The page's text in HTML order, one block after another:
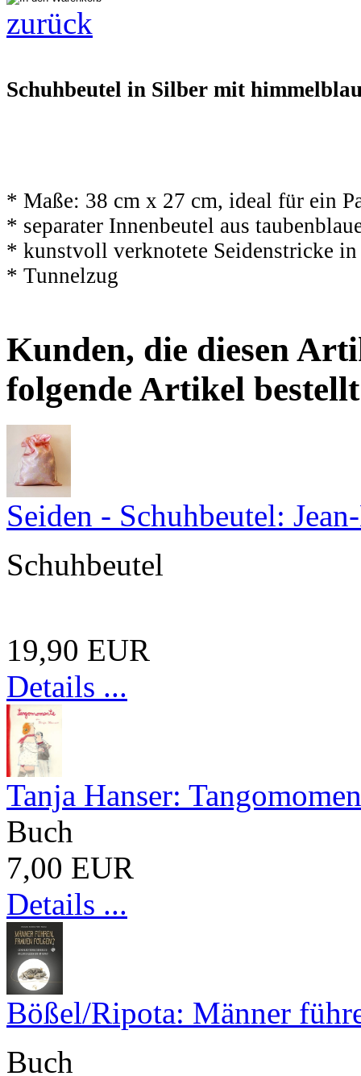
zurück
Schuhbeutel in Silber mit
* Maße: 38 cm x 27 cm, ideal für ein
* separater Innenbeutel aus
* kunstvoll verknotete Seidenstricke in
* Tunnelzug
Kunden, die diesen
folgende Artikel
Seiden - Schuhbeutel:
Schuhbeutel
19,90 EUR
Details ...
Tanja Hanser:
Buch
7,00 EUR
Details ...
Bößel/Ripota: Männer
Buch